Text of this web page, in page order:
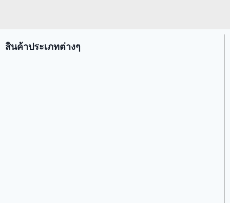
สินค้าประเภทต่างๆ